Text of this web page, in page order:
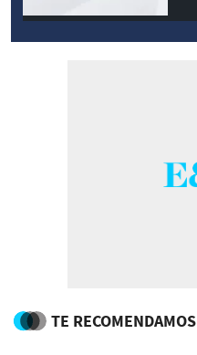
TE RECOMENDAMOS